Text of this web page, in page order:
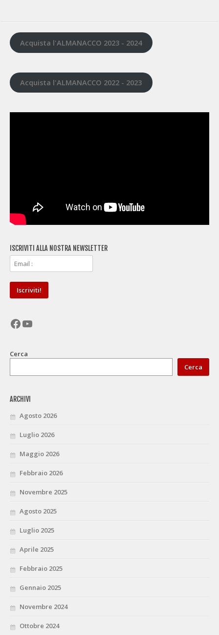
Acquista l'ALMANACCO 2023 - 2024
Acquista l'ALMANACCO 2022 - 2023
ISCRIVITI ALLA NOSTRA NEWSLETTER
Facebook
YouTube
Cerca
Cerca
ARCHIVI
Agosto 2026
Luglio 2026
Maggio 2026
Febbraio 2026
Novembre 2025
Agosto 2025
Luglio 2025
Aprile 2025
Febbraio 2025
Gennaio 2025
Novembre 2024
Ottobre 2024